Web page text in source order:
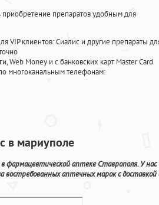
препаратов удобным для
VIP клиентов: Сиалис и другие препараты
Money и с банковских карт Master Card
многоканальным телефонам:
в мариуполе
фармацевтической аптеке Ставрополя. У нас
аптечных марок с доставкой